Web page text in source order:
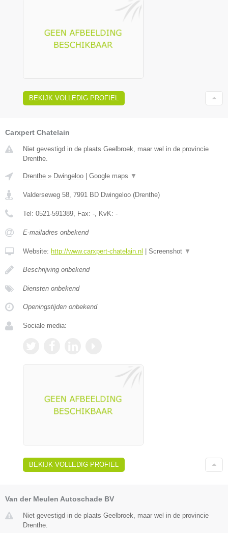
BEKIJK VOLLEDIG PROFIEL
Carxpert Chatelain
Niet gevestigd in de plaats Geelbroek, maar wel in de provincie
Drenthe.
Drenthe » Dwingeloo Google maps ▼
Valderseweg 58, 7991 BD Dwingeloo (Drenthe)
Tel: 0521-591389, Fax: -, KvK: -
E-mailadres onbekend
Website: http://www.carxpert-chatelain.nl Screenshot ▼
Beschrijving onbekend
Diensten onbekend
Openingstijden onbekend
Sociale media:
BEKIJK VOLLEDIG PROFIEL
Van der Meulen Autoschade BV
Niet gevestigd in de plaats Geelbroek, maar wel in de provincie
Drenthe.